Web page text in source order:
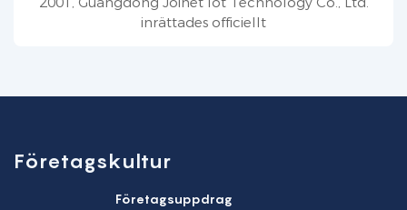
inrättades officiellt
Företagskultur
Företagsuppdrag